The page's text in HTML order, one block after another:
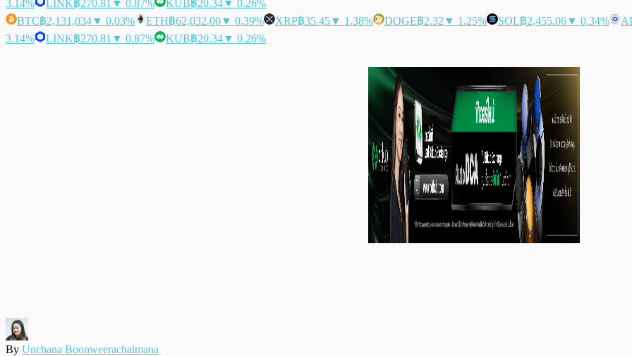
3.14%
LINK฿270.81 ▼ 0.87% KUB฿20.34▼ 0.26%
BTC฿2,131,034▼ 0.03% ETH฿62,032.00▼ 0.39% XRP฿35.45▼ 1.38% DOGE฿2.32 ▼ 1.25% SOL฿2,455.06▼ 0.34%
3.14%
LINK฿270.81 ▼ 0.87% KUB฿20.34▼ 0.26%
By Unchana Boonweerachaimana